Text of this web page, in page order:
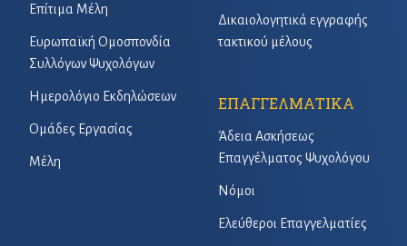
Επίτιμα Μέλη
Ευρωπαϊκή Ομοσπονδία
Συλλόγων Ψυχολόγων
Ημερολόγιο Εκδηλώσεων
Ομάδες Εργασίας
Μέλη
Δικαιολογητικά εγγραφής
τακτικού μέλους
ΕΠΑΓΓΕΛΜΑΤΙΚΑ
Άδεια Ασκήσεως
Επαγγέλματος Ψυχολόγου
Νόμοι
Ελεύθεροι Επαγγελματίες